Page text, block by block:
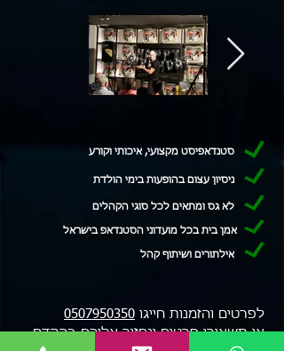
סטנדאפיסט מקצועי, איכותי וקורע
ניסיון עצום בהופעות בימי הולדת
לא גס ומתאים לכל סוגי הקהלים
אמן בית בכל מועדוני הסטנדאפ בישראל
אילתורים ושיתוף קהל
לפרטים והזמנות חייגו 0507950350
או תשאירו פרטים ונחזור אליכם בהקדם